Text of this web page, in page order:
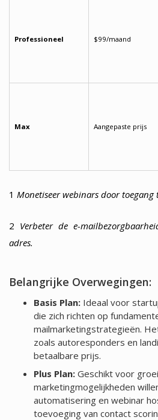
Professioneel $99/maand
Max Aangepaste prijs
1 Monetiseer webinars door toegang
2 Verbeter de e-
adres.
Belangrijke Overwegingen:
Basis Plan:Ideaal voor
die zich richten op
mailmarketingstrategieën.
zoals autoresponders en
betaalbare prijs.
Plus Plan:Geschikt voor
marketingmogelijkheden
automatisering en webinar
toevoeging van contact